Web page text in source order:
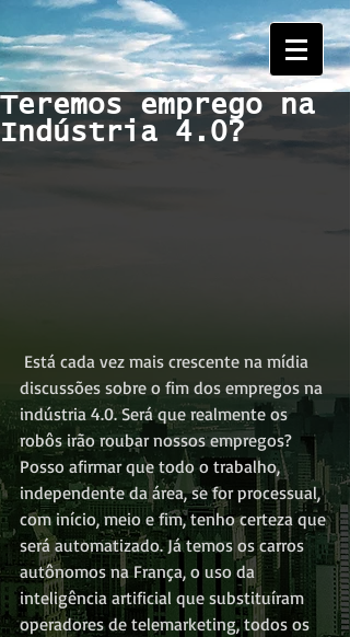
Teremos emprego na
Indústria 4.0?
discussões sobre o fim dos empregos na
indústria 4.0. Será que realmente os
robôs irão roubar nossos empregos?
Posso afirmar que todo o trabalho,
independente da área, se for processual,
com início, meio e fim, tenho certeza que
será automatizado. Já temos os carros
autônomos na França, o uso da
inteligência artificial que substituíram
operadores de telemarketing, todos os